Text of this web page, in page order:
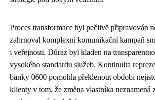
Proces transformace byl pečlivě připravován
zahrnoval komplexní komunikační kampaň
i veřejnosti. Důraz byl kladen na
vysokého standardu služeb. Kontinuita
banky 0600 pomohla překlenout období
klienty v tom, že změna vlastníka neznamená